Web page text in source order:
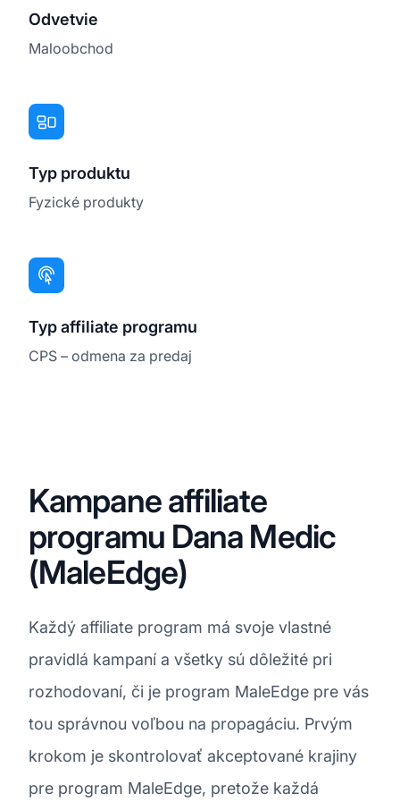
Odvetvie
Maloobchod
Typ produktu
Fyzické produkty
Typ affiliate programu
CPS – odmena za predaj
Kampane affiliate
programu Dana Medic
(MaleEdge)
Každý affiliate program má svoje vlastné
pravidlá kampaní a všetky sú dôležité pri
rozhodovaní, či je program MaleEdge pre vás
tou správnou voľbou na propagáciu. Prvým
krokom je skontrolovať akceptované krajiny
pre program MaleEdge, pretože každá